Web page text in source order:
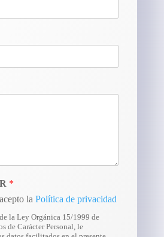
*
la Política de privacidad
la Ley Orgánica 15/1999 de
de Carácter Personal, le